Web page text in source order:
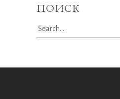
ПОИСК
Search
for: